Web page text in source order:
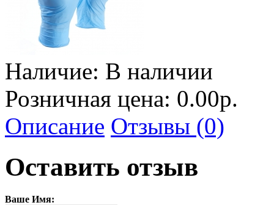
Наличие: В наличии
Розничная цена: 0.00р.
Описание Отзывы (0)
Оставить отзыв
Ваше Имя: